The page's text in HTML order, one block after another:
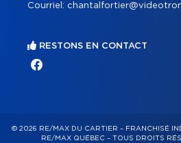
Courriel:
RESTONS EN CONTACT
© 2026 RE/MAX DU CARTIER – FRANCHISÉ
RE/MAX QUÉBEC – TOUS DROITS